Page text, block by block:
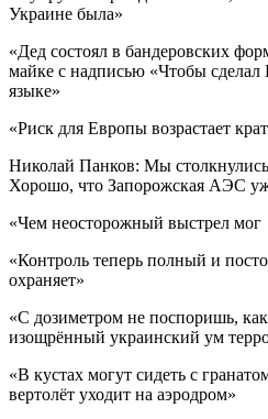
Украине была»
«Дед состоял в бандеровских
майке с надписью «Чтобы сделал
языке»
«Риск для Европы возрастает
Николай Панков: Мы
Хорошо, что Запорожская АЭС
«Чем неосторожный выстрел мог
«Контроль теперь полный и
охраняет»
«С дозиметром не поспоришь,
изощрённый украинский ум
«В кустах могут сидеть с
вертолёт уходит на аэродром»